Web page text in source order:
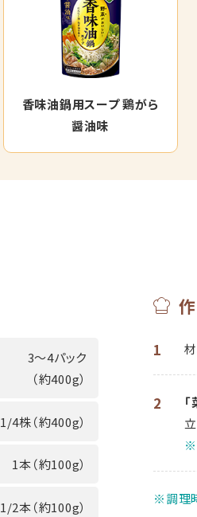
香味油鍋用スープ 鶏がら
醤油味
3～4パック
（約400g）
1/4株（約400g）
1本（約100g）
1/2本（約100g）
1
2
※
※調理